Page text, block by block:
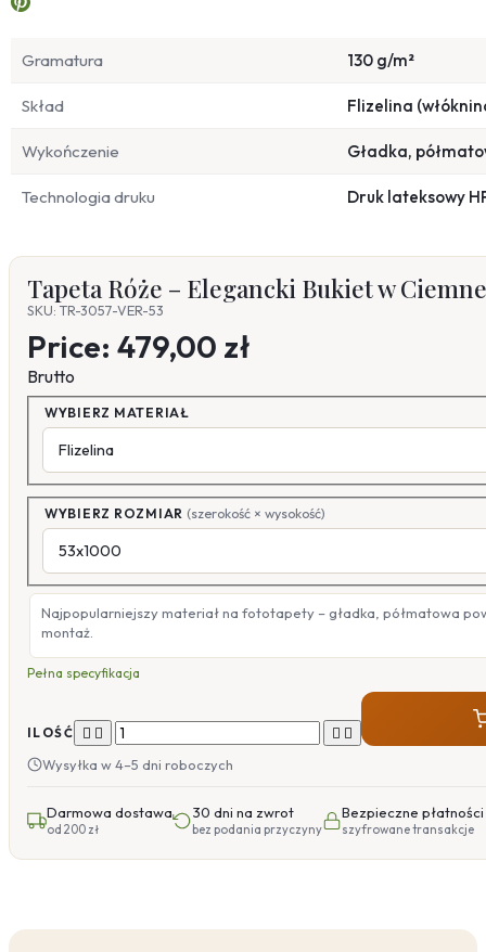
Gramatura 130 g/m²
Skład Flizelina
Wykończenie Gładka,
Technologia druku Druk lateksowy
Tapeta Róże – Elegancki Bukiet w
SKU: TR-3057-VER-53
Price: 479,00 zł
Brutto
WYBIERZ MATERIAŁ
WYBIERZ ROZMIAR (szerokość × wysokość)
Najpopularniejszy materiał na fototapety – gładka, półmatowa
montaż.
Pełna specyfikacja
ILOŚĆ    
Wysyłka w 4–5 dni roboczych
Darmowa dostawa
od 200 zł
30 dni na zwrot
bez podania przyczyny
Bezpieczne płatności
szyfrowane transakcje